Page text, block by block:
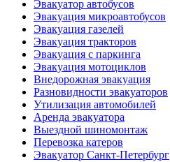
Эвакуатор автобусов
Эвакуация микроавтобусов
Эвакуация газелей
Эвакуация тракторов
Эвакуация с паркинга
Эвакуация мотоциклов
Внедорожная эвакуация
Разновидности эвакуаторов
Утилизация автомобилей
Аренда эвакуатора
Выездной шиномонтаж
Перевозка катеров
Эвакуатор Санкт-Петербург